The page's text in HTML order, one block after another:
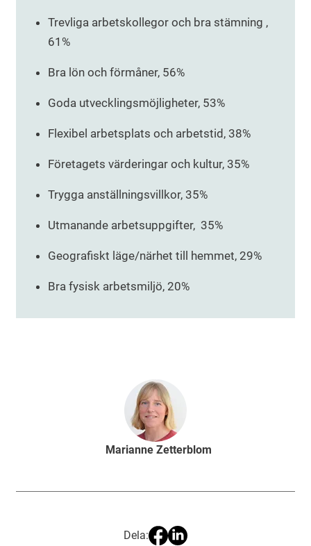
Trevliga arbetskollegor och bra stämning ,
61%
Bra lön och förmåner, 56%
Goda utvecklingsmöjligheter, 53%
Flexibel arbetsplats och arbetstid, 38%
Företagets värderingar och kultur, 35%
Trygga anställningsvillkor, 35%
Utmanande arbetsuppgifter, 35%
Geografiskt läge/närhet till hemmet, 29%
Bra fysisk arbetsmiljö, 20%
Marianne Zetterblom
Dela: